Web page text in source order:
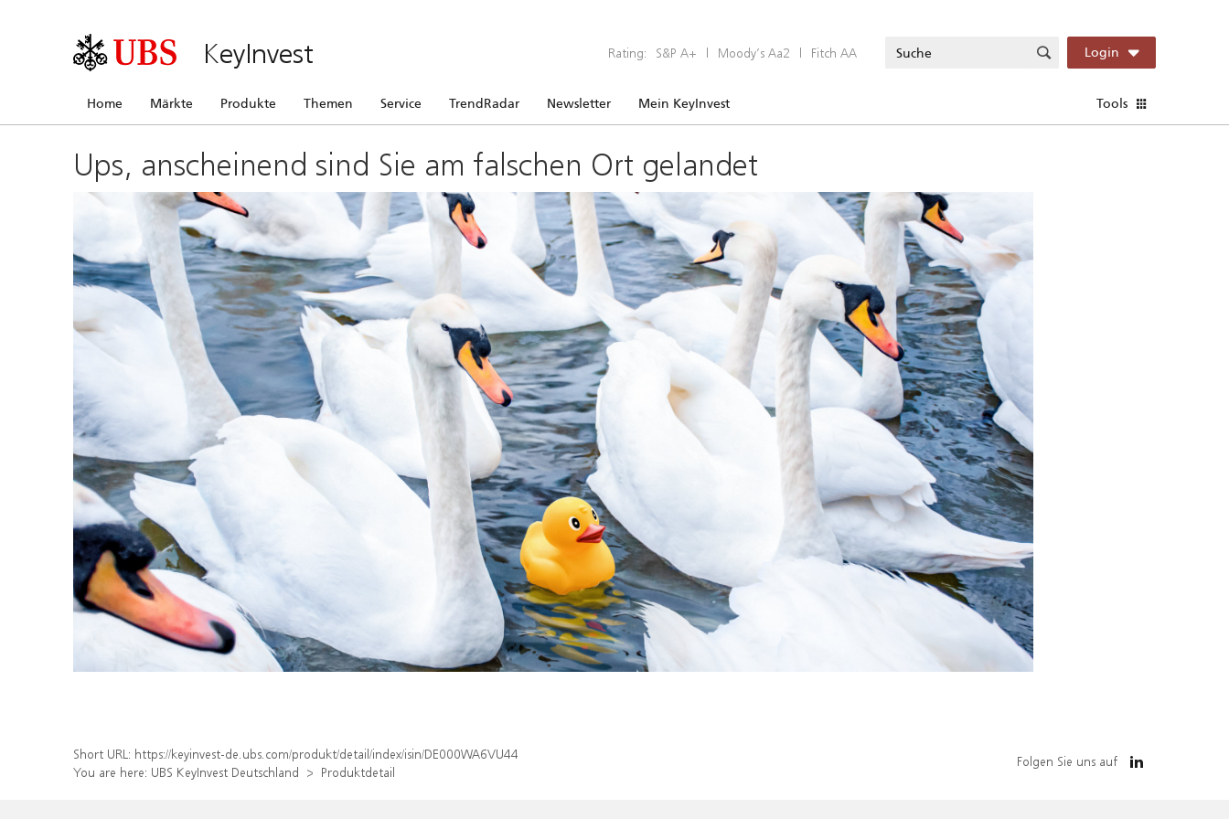
KeyInvest Rating: S&P A+ | Moody’s Aa2 | Fitch AA Login
Home Märkte Produkte Themen Service TrendRadar Newsletter Mein KeyInvest Tools
Ups, anscheinend sind Sie am falschen Ort gelandet
Short URL: https://keyinvest-de.ubs.com/produkt/detail/index/isin/DE000WA6VU44
You are here: UBS KeyInvest Deutschland Produktdetail
Folgen Sie uns auf